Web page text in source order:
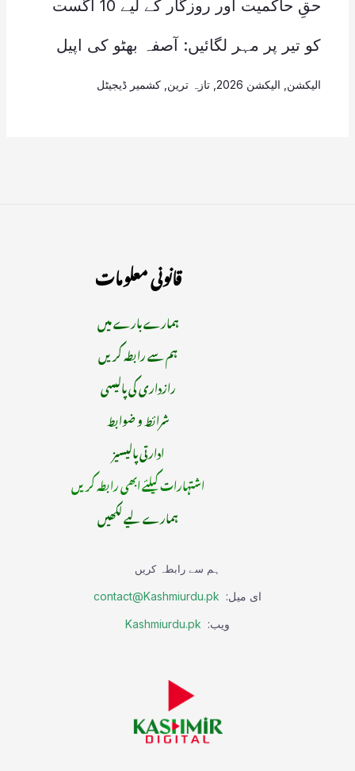
حقِ حاکمیت اور روزگار کے لیے 10 اگست
کو تیر پر مہر لگائیں: آصفہ بھٹو کی اپیل
الیکشن الیکشن 2026 , تازہ ترین کشمیر ڈیجیٹل
قانونی معلومات
ہمارے بارے میں
ہم سے رابطہ کریں
رازداری کی پالیسی
شرائط و ضوابط
ادارتی پالیسیز
اشتہارات کیلئے ابھی رابطہ کریں
ہمارے لیے لکھیں
ہم سے رابطہ کریں
ای میل: contact@Kashmiurdu.pk
ویب: Kashmiurdu.pk